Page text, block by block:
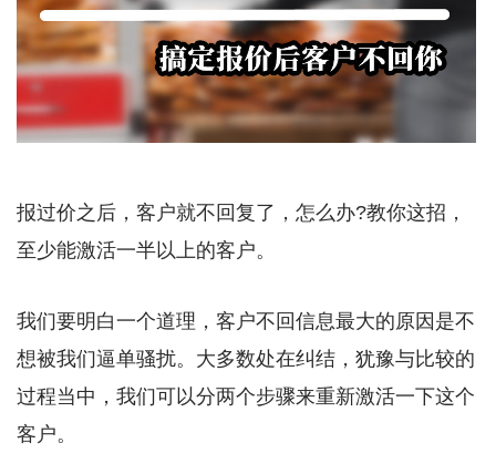
报过价之后，客户就不回复了，怎么办?教你这招，
至少能激活一半以上的客户。
我们要明白一个道理，客户不回信息最大的原因是不
想被我们逼单骚扰。大多数处在纠结，犹豫与比较的
过程当中，我们可以分两个步骤来重新激活一下这个
客户。